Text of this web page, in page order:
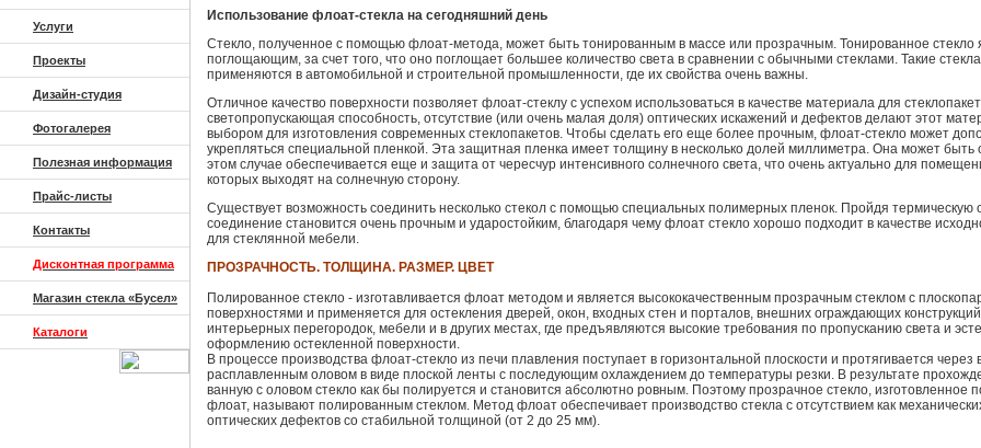
Услуги
Проекты
Дизайн-студия
Фотогалерея
Полезная информация
Прайс-листы
Контакты
Дисконтная программа
Магазин стекла «Бусел»
Каталоги
Использование флоат-стекла на сегодняшний день
Стекло, полученное с помощью флоат-метода, может быть тонированным в массе или прозрачным. Тонированное стекло
поглощающим, за счет того, что оно поглощает большее количество света в сравнении с обычными стеклами. Такие
применяются в автомобильной и строительной промышленности, где их свойства очень важны.
Отличное качество поверхности позволяет флоат-стеклу с успехом использоваться в качестве материала для
светопропускающая способность, отсутствие (или очень малая доля) оптических искажений и дефектов делают этот
выбором для изготовления современных стеклопакетов. Чтобы сделать его еще более прочным, флоат-стекло может
укрепляться специальной пленкой. Эта защитная пленка имеет толщину в несколько долей миллиметра. Она может быть
этом случае обеспечивается еще и защита от чересчур интенсивного солнечного света, что очень актуально для
которых выходят на солнечную сторону.
Существует возможность соединить несколько стекол с помощью специальных полимерных пленок. Пройдя термическую
соединение становится очень прочным и ударостойким, благодаря чему флоат стекло хорошо подходит в качестве
для стеклянной мебели.
ПРОЗРАЧНОСТЬ. ТОЛЩИНА. РАЗМЕР. ЦВЕТ
Полированное стекло - изготавливается флоат методом и является высококачественным прозрачным стеклом с
поверхностями и применяется для остекления дверей, окон, входных стен и порталов, внешних ограждающих
интерьерных перегородок, мебели и в других местах, где предъявляются высокие требования по пропусканию света и
оформлению остекленной поверхности.
В процессе производства флоат-стекло из печи плавления поступает в горизонтальной плоскости и протягивается через
расплавленным оловом в виде плоской ленты с последующим охлаждением до температуры резки. В результате
ванную с оловом стекло как бы полируется и становится абсолютно ровным. Поэтому прозрачное стекло, изготовленное
флоат, называют полированным стеклом. Метод флоат обеспечивает производство стекла с отсутствием как
оптических дефектов со стабильной толщиной (от 2 до 25 мм).